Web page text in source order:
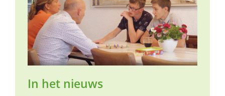
In het nieuws